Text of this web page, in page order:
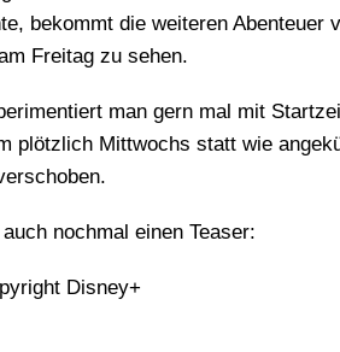
bekommt die wei­te­ren Aben­teu­er
Frei­tag zu sehen.
man gern mal mit
plötz­lich Mitt­wochs statt wie
noch­mal einen Teaser:
Dis­ney+